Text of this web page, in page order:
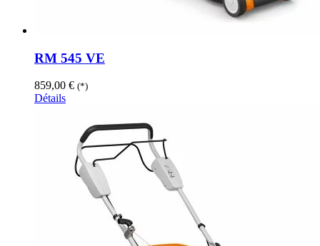
RM 545 VE
859,00 € (*)
Détails